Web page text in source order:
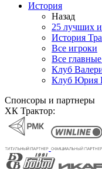
История
Назад
25 лучших
История
Все игроки
Все
Клуб
Клуб Юрия
Спонсоры и партнеры
ХК Трактор: